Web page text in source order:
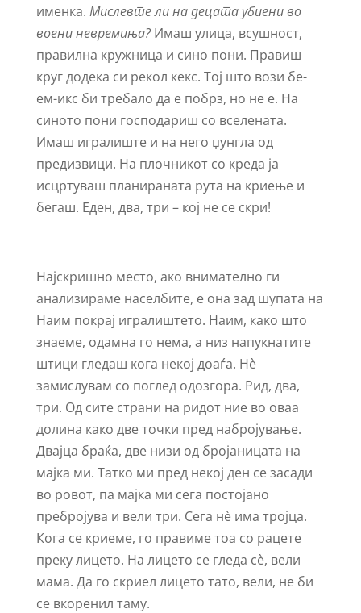
именка. Мислевте ли на децата убиени во
воени невремиња?Имаш улица, всушност,
правилна кружница и сино пони. Правиш
круг додека си рекол кекс. Тој што вози бе-
ем-икс би требало да е побрз, но не е. На
синото пони господариш со вселената.
Имаш игралиште и на него џунгла од
предизвици. На плочникот со креда ја
исцртуваш планираната рута на криење и
бегаш. Еден, два, три – кој не се скри!
Најскришно место, ако внимателно ги
анализираме населбите, е она зад шупата на
Наим покрај игралиштето. Наим, како што
знаеме, одамна го нема, а низ напукнатите
штици гледаш кога некој доаѓа. Нè
замислувам со поглед одозгора. Рид, два,
три. Од сите страни на ридот ние во оваа
долина како две точки пред набројување.
Двајца браќа, две низи од бројаницата на
мајка ми. Татко ми пред некој ден се засади
во ровот, па мајка ми сега постојано
пребројува и вели три. Сега нè има тројца.
Кога се криеме, го правиме тоа со рацете
преку лицето. На лицето се гледа сè, вели
мама. Да го скриел лицето тато, вели, не би
се вкоренил таму.